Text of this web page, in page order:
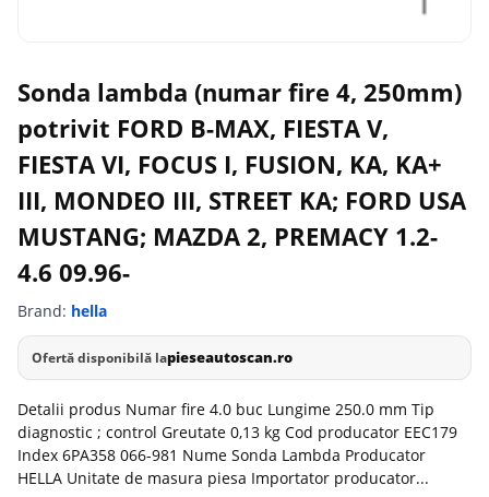
Sonda lambda (numar fire 4, 250mm)
potrivit FORD B-MAX, FIESTA V,
FIESTA VI, FOCUS I, FUSION, KA, KA+
III, MONDEO III, STREET KA; FORD USA
MUSTANG; MAZDA 2, PREMACY 1.2-
4.6 09.96-
Brand: hella
Ofertă disponibilă lapieseautoscan.ro
Detalii produs Numar fire 4.0 buc Lungime 250.0 mm Tip
diagnostic ; control Greutate 0,13 kg Cod producator EEC179
Index 6PA358 066-981 Nume Sonda Lambda Producator
HELLA Unitate de masura piesa Importator producator...